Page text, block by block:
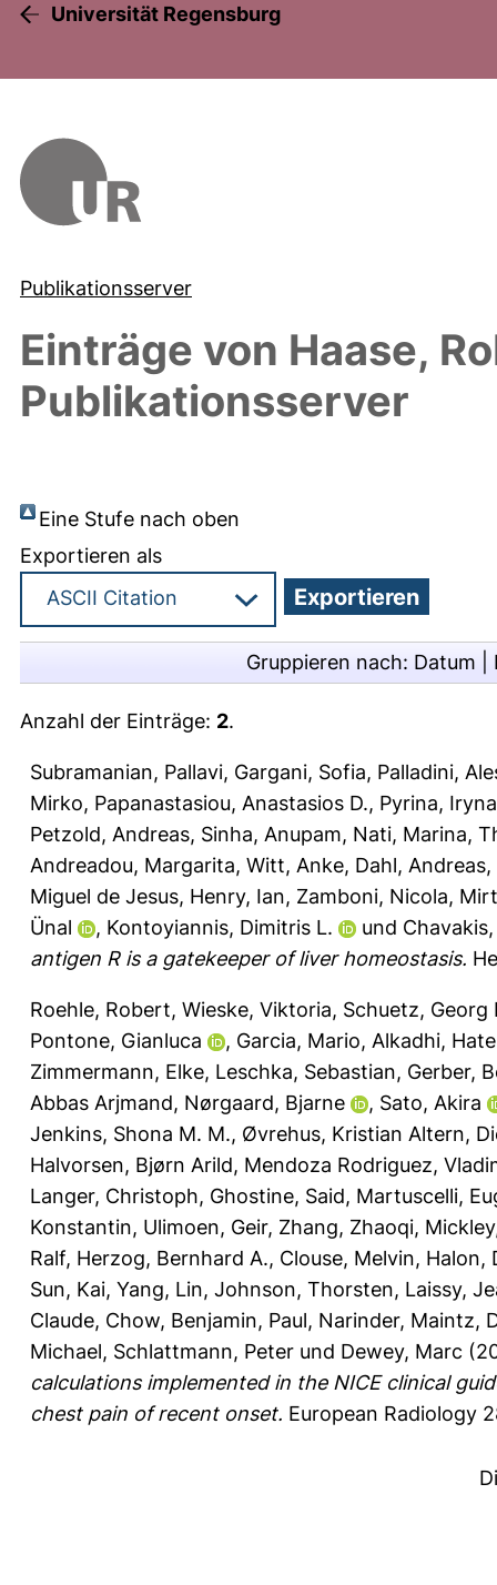
Universität Regensburg
Publikationsserver
Einträge von Haase,
Publikationsserver
Eine Stufe nach oben
Exportieren als
Gruppieren nach: Datum
Anzahl der Einträge: 2.
Subramanian, Pallavi, Gargani, Sofia, Palladini,
Mirko, Papanastasiou, Anastasios D., Pyrina, Iryna
Petzold, Andreas, Sinha, Anupam, Nati, Marina,
Andreadou, Margarita, Witt, Anke, Dahl, Andreas,
Miguel de Jesus, Henry, Ian, Zamboni, Nicola,
Ünal
, Kontoyiannis, Dimitris L. und
antigen R is a gatekeeper of liver homeostasis.
Roehle, Robert, Wieske, Viktoria, Schuetz, Georg
Pontone, Gianluca
, Garcia, Mario, Alkadhi,
Zimmermann, Elke, Leschka, Sebastian, Gerber,
Abbas Arjmand, Nørgaard, Bjarne , Sato, Akira
Jenkins, Shona M. M., Øvrehus, Kristian Altern,
Halvorsen, Bjørn Arild, Mendoza Rodriguez,
Langer, Christoph, Ghostine, Said, Martuscelli,
Konstantin, Ulimoen, Geir, Zhang, Zhaoqi,
Ralf, Herzog, Bernhard A., Clouse, Melvin, Halon,
Sun, Kai, Yang, Lin, Johnson, Thorsten, Laissy,
Claude, Chow, Benjamin, Paul, Narinder, Maintz,
Michael, Schlattmann, Peter und Dewey, Marc
calculations implemented in the NICE clinical
chest pain of recent onset. European Radiology